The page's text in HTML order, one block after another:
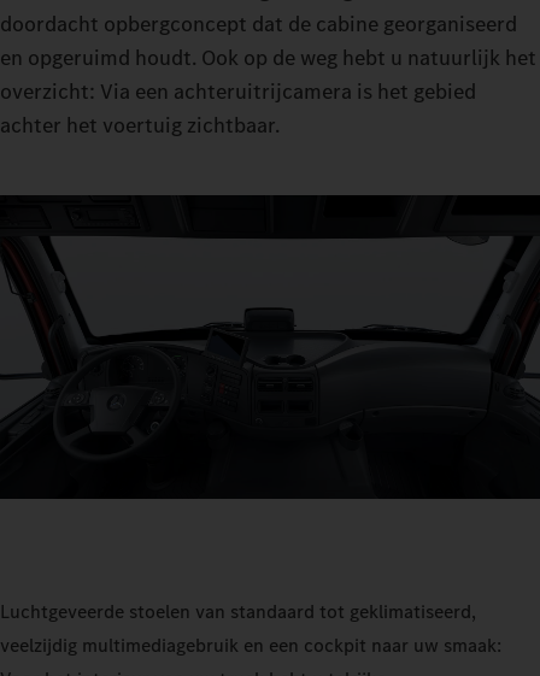
doordacht opbergconcept dat de cabine georganiseerd
en opgeruimd houdt. Ook op de weg hebt u natuurlijk het
overzicht: Via een achteruitrijcamera is het gebied
achter het voertuig zichtbaar.
Luchtgeveerde stoelen van standaard tot geklimatiseerd,
veelzijdig multimediagebruik en een cockpit naar uw smaak: